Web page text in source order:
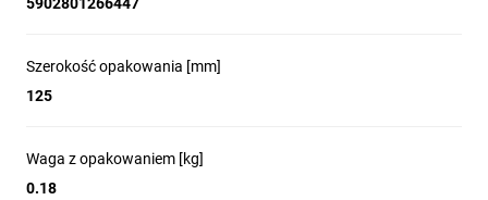
Szerokość opakowania [mm]
125
Waga z opakowaniem [kg]
0.18